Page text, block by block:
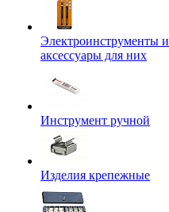
Электроинструменты и
аксессуары для них
Инструмент ручной
Изделия крепежные